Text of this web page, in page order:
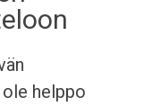
helppo